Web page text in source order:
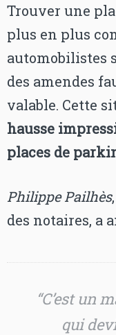
Trouver une
plus en plus
automobilistes
des amendes
valable. Cette
hausse
places de
Philippe Pailhès
des notaires, a
“C’est un
qui